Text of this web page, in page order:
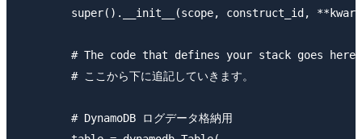
super().__init__(scope, construct_id,
        # The code that defines your stack goes here
        # ここから下に追記していきます。
        # DynamoDB ログデータ格納用